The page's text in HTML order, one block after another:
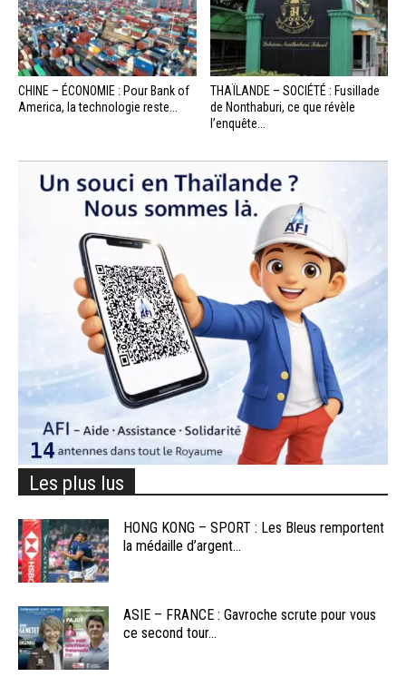
CHINE – ÉCONOMIE : Pour Bank of
America, la technologie reste...
THAÏLANDE – SOCIÉTÉ : Fusillade
de Nonthaburi, ce que révèle
l’enquête...
Les plus lus
HONG KONG – SPORT : Les Bleus remportent
la médaille d’argent...
ASIE – FRANCE : Gavroche scrute pour vous
ce second tour...